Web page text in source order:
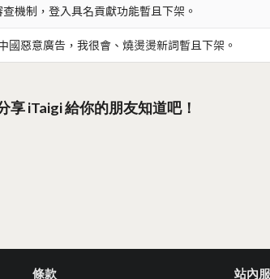
機制，登入具名貢獻功能暫且下架。
國惡意廣告，我很會、燒燙燙新詞暫且下架。
享 iTaigi 給你的朋友知道吧！
條款 站內